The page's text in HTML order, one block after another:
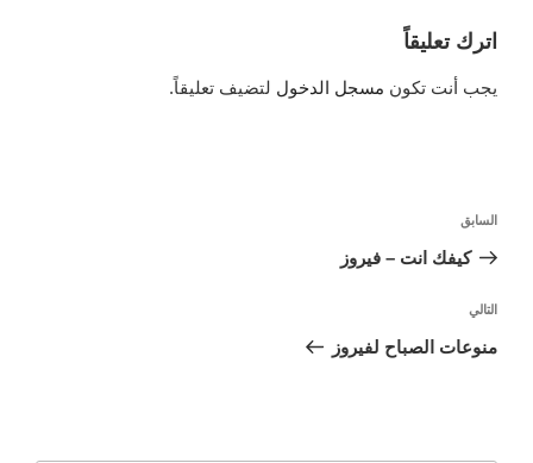
اترك تعليقاً
يجب أنت تكون مسجل الدخول لتضيف تعليقاً.
تصفّح
المقالة
السابقة
السابق
كيفك انت – فيروز
المقالة
التالية
التالي
منوعات الصباح لفيروز